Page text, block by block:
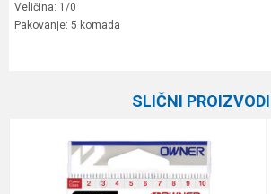
Veličina: 1/0
Pakovanje: 5 komada
Owner
Pakovanje 5
SLIČNI PROIZVODI